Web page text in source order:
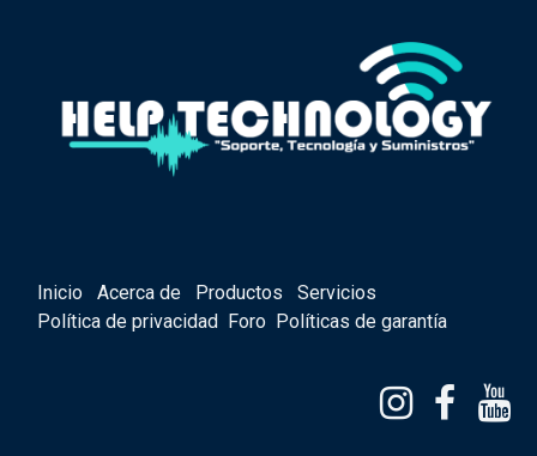
Inicio Acerca de Productos
Servicios
Política de privacidad
Foro Políticas de garantía